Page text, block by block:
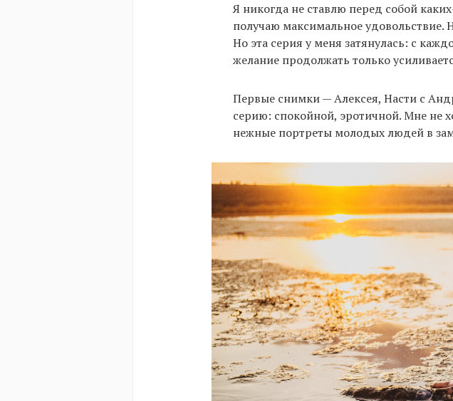
Я никогда не ставлю перед собой
получаю максимальное
Но эта серия у меня затянулась: с
желание продолжать только
Первые снимки — Алексея, Насти с
серию: спокойной, эротичной. Мне не
нежные портреты молодых людей в